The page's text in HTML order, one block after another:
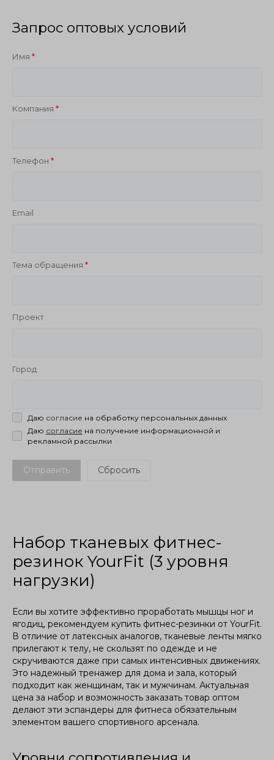
Запрос оптовых условий
Имя
Компания
Телефон
Email
Тема обращения
Проект
Город
Даю согласие на обработку персональных данных
Даю согласие на получение информационной и
рекламной рассылки
Отправить
Набор тканевых фитнес-
резинок YourFit (3 уровня
нагрузки)
Если вы хотите эффективно проработать мышцы ног и
ягодиц, рекомендуем купить фитнес-резинки от YourFit.
В отличие от латексных аналогов, тканевые ленты мягко
прилегают к телу, не скользят по одежде и не
скручиваются даже при самых интенсивных движениях.
Это надежный тренажер для дома и зала, который
подходит как женщинам, так и мужчинам. Актуальная
цена за набор и возможность заказать товар оптом
делают эти эспандеры для фитнеса обязательным
элементом вашего спортивного арсенала.